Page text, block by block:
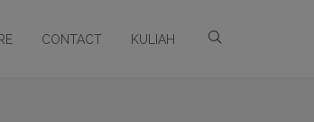
CONTACT KULIAH